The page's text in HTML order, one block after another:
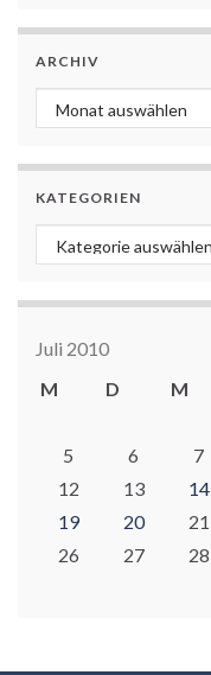
ARCHIV
Archiv
KATEGORIEN
Kategorien
Juli 2010
M
D M
5
6 7
12
13 14
19
20 21
26
27 28